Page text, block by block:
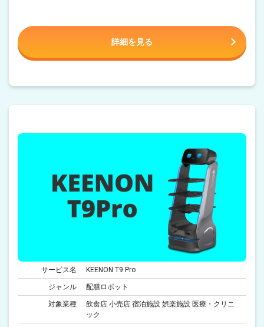
詳細を見る
サービス名 KEENON T9 Pro
ジャンル 配膳ロボット
対象業種
飲食店 小売店 宿泊施設 娯楽施設 医療・クリニ
ック